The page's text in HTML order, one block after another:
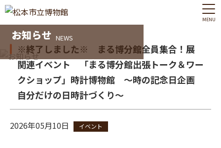
MENU
お知らせ NEWS
※終了しました※ まる博分館全員集合！展
関連イベント 「まる博分館出張トーク＆ワー
クショップ」時計博物館 ～時の記念日企画
自分だけの日時計づくり～
2026年05月10日 イベント